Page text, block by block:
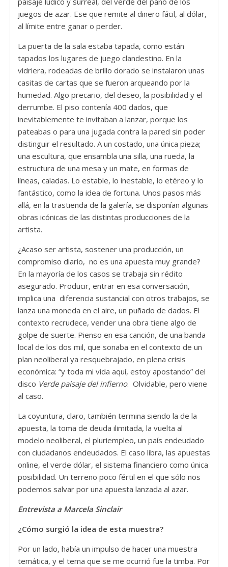
juegos de azar. Ese que remite al dinero fácil, al dólar,
al límite entre ganar o perder.
La puerta de la sala estaba tapada, como están
tapados los lugares de juego clandestino. En la
vidriera, rodeadas de brillo dorado se instalaron unas
casitas de cartas que se fueron arqueando por la
humedad. Algo precario, del deseo, la posibilidad y el
derrumbe. El piso contenía 400 dados, que
inevitablemente te invitaban a lanzar, porque los
pateabas o para una jugada contra la pared sin poder
distinguir el resultado. A un costado, una única pieza;
una escultura, que ensambla una silla, una rueda, la
estructura de una mesa y un mate, en formas de
líneas, caladas. Lo estable, lo inestable, lo etéreo y lo
fantástico, como la idea de fortuna. Unos pasos más
allá, en la trastienda de la galería, se disponían algunas
obras icónicas de las distintas producciones de la
artista.
¿Acaso ser artista, sostener una producción, un
compromiso diario, no es una apuesta muy grande?
En la mayoría de los casos se trabaja sin rédito
asegurado. Producir, entrar en esa conversación,
implica una diferencia sustancial con otros trabajos, se
lanza una moneda en el aire, un puñado de dados. El
contexto recrudece, vender una obra tiene algo de
golpe de suerte. Pienso en esa canción, de una banda
local de los dos mil, que sonaba en el contexto de un
plan neoliberal ya resquebrajado, en plena crisis
económica: “y toda mi vida aquí, estoy apostando” del
disco Verde paisaje del infierno. Olvidable, pero viene
al caso.
La coyuntura, claro, también termina siendo la de la
apuesta, la toma de deuda ilimitada, la vuelta al
modelo neoliberal, el pluriempleo, un país endeudado
con ciudadanos endeudados. El caso libra, las apuestas
online, el verde dólar, el sistema financiero como única
posibilidad. Un terreno poco fértil en el que sólo nos
podemos salvar por una apuesta lanzada al azar.
Entrevista a Marcela Sinclair
¿Cómo surgió la idea de esta muestra?
Por un lado, había un impulso de hacer una muestra
temática, y el tema que se me ocurrió fue la timba. Por